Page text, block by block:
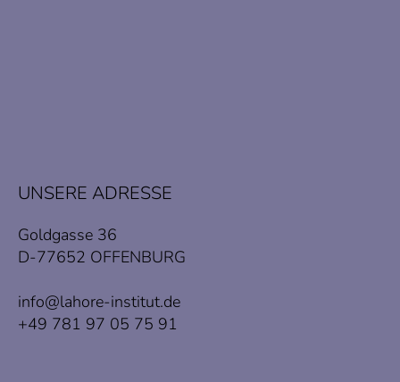
UNSERE ADRESSE
Goldgasse 36
D-77652 OFFENBURG
info@lahore-institut.de
+49 781 97 05 75 91